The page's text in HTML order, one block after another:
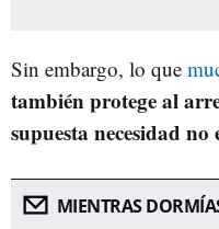
Sin embargo, lo que
también protege al
supuesta necesidad no
MIENTRAS